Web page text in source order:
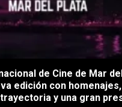
de Cine de Mar
edición con
y una gran